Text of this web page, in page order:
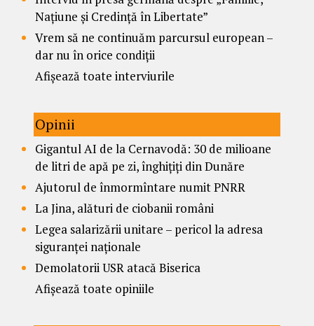
Națiune și Credință în Libertate”
Vrem să ne continuăm parcursul european –
dar nu în orice condiții
Afișează toate interviurile
Opinii
Gigantul AI de la Cernavodă: 30 de milioane
de litri de apă pe zi, înghițiți din Dunăre
Ajutorul de înmormîntare numit PNRR
La Jina, alături de ciobanii români
Legea salarizării unitare – pericol la adresa
siguranței naționale
Demolatorii USR atacă Biserica
Afișează toate opiniile